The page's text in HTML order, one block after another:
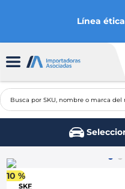
Línea ética
Busca por SKU, nombre
10 %
SKF
2
3.
spark gt